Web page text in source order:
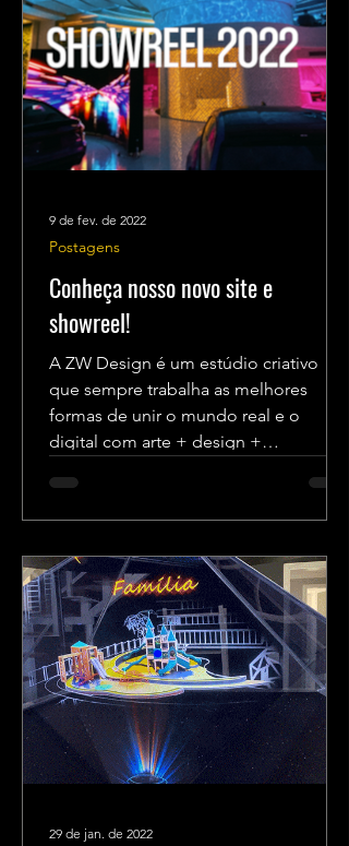
Conheça nosso novo site e
showreel!
A ZW Design é um estúdio criativo
que sempre trabalha as melhores
formas de unir o mundo real e o
digital com arte + design +
Postagens
9 de fev. de 2022
29 de jan. de 2022